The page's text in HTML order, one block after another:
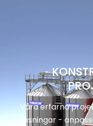
Våra erfarna
lösningar -